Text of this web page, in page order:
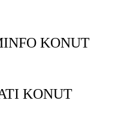
KONUT
KONUT